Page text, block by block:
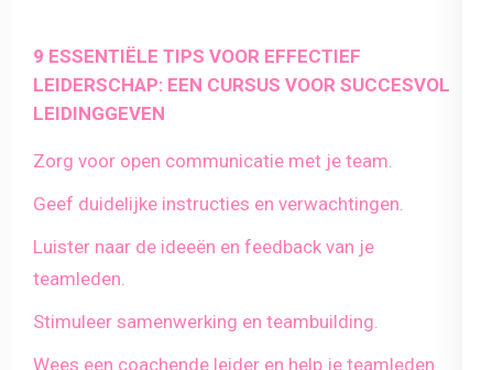
9 ESSENTIËLE TIPS VOOR EFFECTIEF
LEIDERSCHAP: EEN CURSUS VOOR SUCCESVOL
LEIDINGGEVEN
Zorg voor open communicatie met je team.
Geef duidelijke instructies en verwachtingen.
Luister naar de ideeën en feedback van je
teamleden.
Stimuleer samenwerking en teambuilding.
Wees een coachende leider en help je teamleden